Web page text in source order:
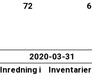
72 6
2020-03-31
Inredning i
Inventarier